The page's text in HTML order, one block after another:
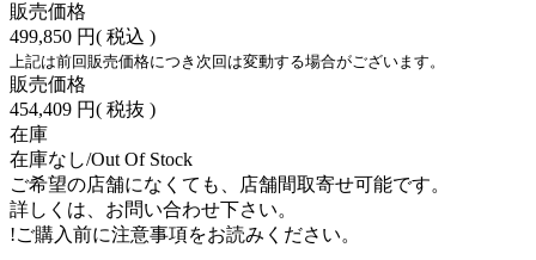
販売価格
499,850 円( 税込 )
上記は前回販売価格につき次回は変動する場合がございます。
販売価格
454,409 円( 税抜 )
在庫
在庫なし/Out Of Stock
ご希望の店舗になくても、店舗間取寄せ可能です。
詳しくは、お問い合わせ下さい。
!ご購入前に注意事項をお読みください。